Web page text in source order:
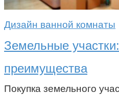
Дизайн ванной комнаты
Земельные
преимущества
Покупка земельного